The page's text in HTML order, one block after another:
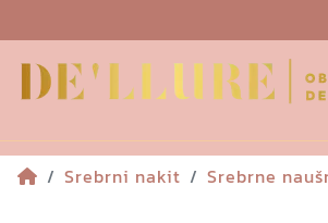
Srebrni nakit
Srebrne